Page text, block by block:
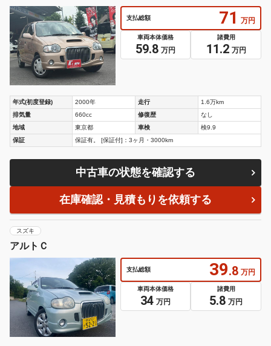
支払総額 71 万円
車両本体価格
59.8 万円
諸費用
11.2 万円
年式(初度登録) 2000年 走行
1.6万km
排気量
660cc 修復歴
なし
地域
東京都 車検
検9.9
保証
保証有。 [保証付]：3ヶ月・3000km
中古車の状態を確認する
在庫確認・見積もりを依頼する
スズキ
アルトＣ
支払総額 39.8 万円
車両本体価格
34 万円
諸費用
5.8 万円